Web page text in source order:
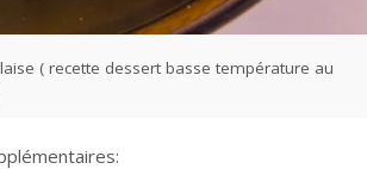
( recette dessert basse température au